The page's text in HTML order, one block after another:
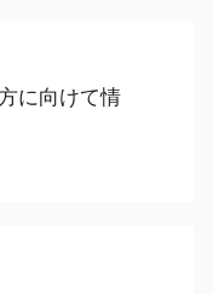
に向けて情